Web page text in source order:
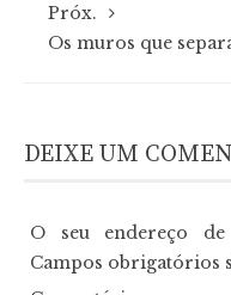
Próx.
Os muros que
DEIXE UM
O seu endereço
Campos obrigatórios